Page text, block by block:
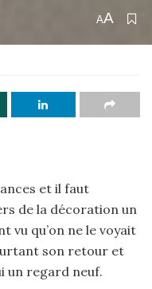
AA
et il faut
de la décoration un
vu qu’on ne le voyait
son retour et
un regard neuf.